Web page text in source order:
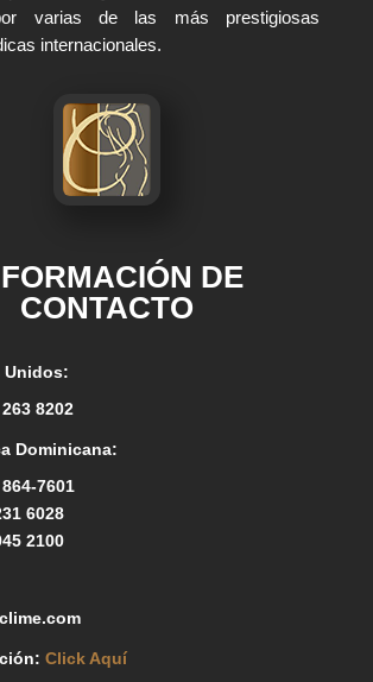
varias de las más prestigiosas
internacionales.
DE
CONTACTO
8202
Dominicana:
7601
6028
2100
Click Aquí